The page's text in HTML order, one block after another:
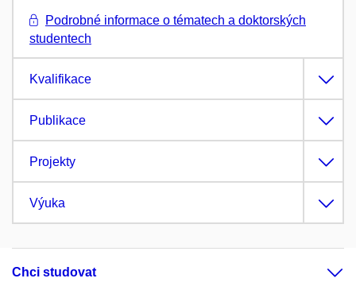
Podrobné informace o tématech a doktorských
studentech
Kvalifikace
Publikace
Projekty
Výuka
Chci studovat